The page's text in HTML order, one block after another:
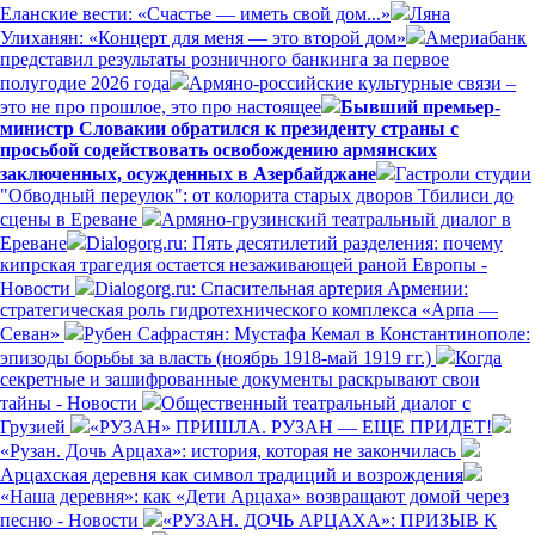
Еланские вести: «Счастье — иметь свой дом...»
Ляна
Улиханян: «Концерт для меня — это второй дом»
Америабанк
представил результаты розничного банкинга за первое
полугодие 2026 года
Армяно-российские культурные связи –
это не про прошлое, это про настоящее
Бывший премьер-
министр Словакии обратился к президенту страны с
просьбой содействовать освобождению армянских
заключенных, осужденных в Азербайджане
Гастроли студии
"Обводный переулок": от колорита старых дворов Тбилиси до
сцены в Ереване
Армяно-грузинский театральный диалог в
Ереване
Dialogorg.ru: Пять десятилетий разделения: почему
кипрская трагедия остается незаживающей раной Европы -
Новости
Dialogorg.ru: Спасительная артерия Армении:
стратегическая роль гидротехнического комплекса «Арпа —
Севан»
Рубен Сафрастян: Мустафа Кемал в Константинополе:
эпизоды борьбы за власть (ноябрь 1918-май 1919 гг.)
Когда
секретные и зашифрованные документы раскрывают свои
тайны - Новости
Общественный театральный диалог с
Грузией
«РУЗАН» ПРИШЛА. РУЗАН — ЕЩЕ ПРИДЕТ!
«Рузан. Дочь Арцаха»: история, которая не закончилась
Арцахская деревня как символ традиций и возрождения
«Наша деревня»: как «Дети Арцаха» возвращают домой через
песню - Новости
«РУЗАН. ДОЧЬ АРЦАХА»: ПРИЗЫВ К